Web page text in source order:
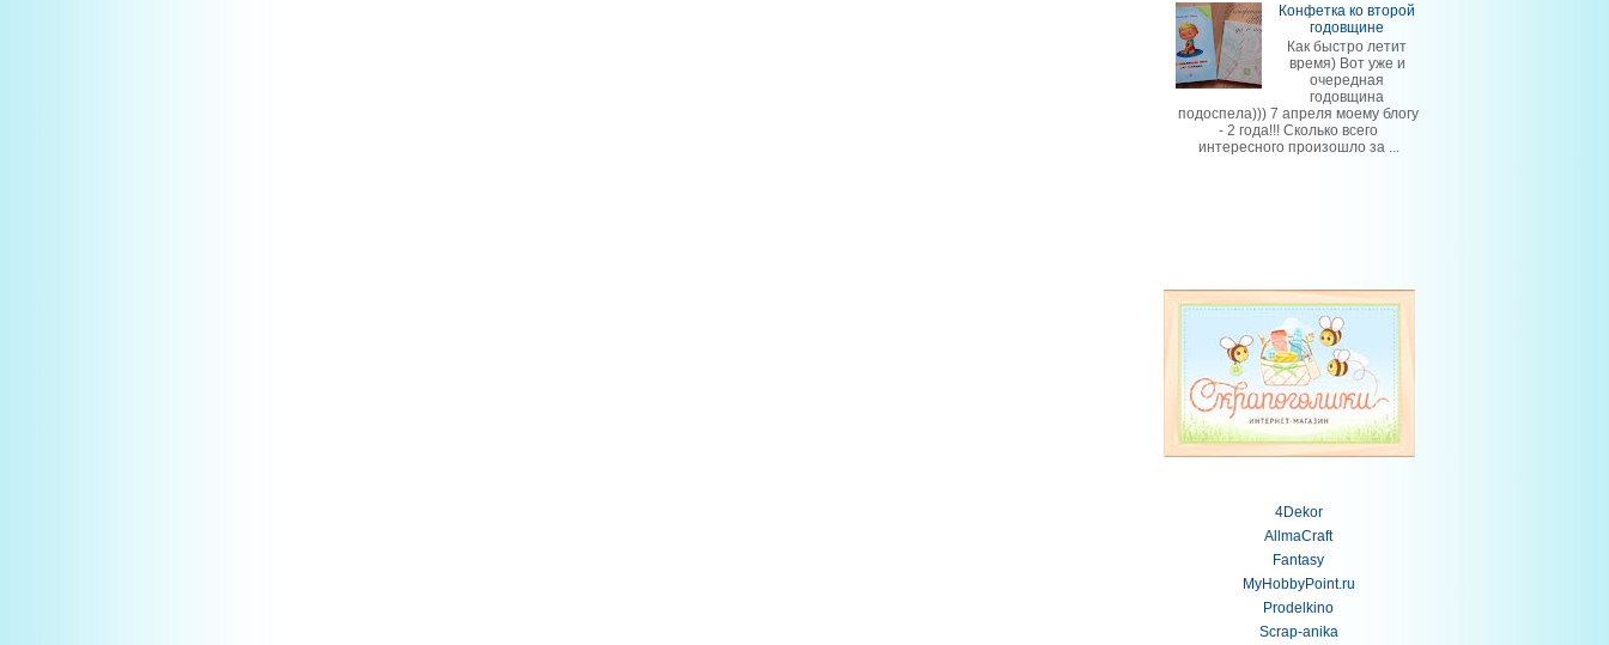
Конфетка ко второй
годовщине
Как быстро летит
время) Вот уже и
очередная
годовщина
подоспела))) 7 апреля моему блогу
- 2 года!!! Сколько всего
интересного произошло за ...
4Dekor
AllmaCraft
Fantasy
MyHobbyPoint.ru
Prodelkino
Scrap-anika